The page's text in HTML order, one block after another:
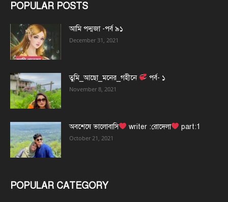
POPULAR POSTS
আমি পদ্মজা -পর্ব ৯১
December 31, 2021
তুমি_আছো_মনের_গহীনে পর্ব- ১
November 8, 2021
অবশেষে ভালোবাসি writer :রোদেলা part:1
October 21, 2021
POPULAR CATEGORY